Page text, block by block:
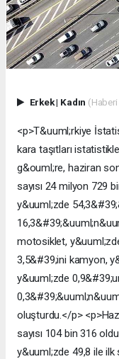
Erkek| Kadın
<p>T&uuml;rkiye
kara taşıtları
g&ouml;re, haziran
sayısı 24 milyon 729
y&uuml;zde
motosiklet,
3,5&#39;ini kamyon,
y&uuml;zde
oluşturdu.</p>
sayısı 104 bin 316
y&uuml;zde 49,8 ile ilk